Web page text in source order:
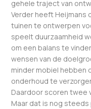
gehele traject van
Verder heeft Heijmans
tuinen te ontwerpen
speelt duurzaamheid
om een balans te
wensen van de
minder mobiel hebben
onderhoud te
Daardoor scoren twee
Maar dat is nog steeds